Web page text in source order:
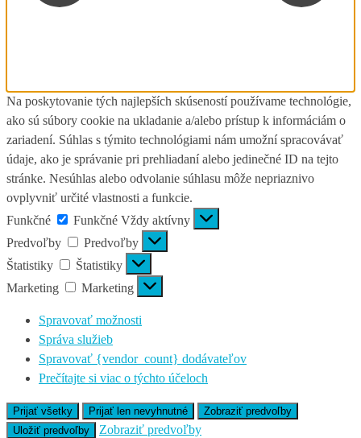
Na poskytovanie tých najlepších skúseností používame technológie,
ako sú súbory cookie na ukladanie a/alebo prístup k informáciám o
zariadení. Súhlas s týmito technológiami nám umožní spracovávať
údaje, ako je správanie pri prehliadaní alebo jedinečné ID na tejto
stránke. Nesúhlas alebo odvolanie súhlasu môže nepriaznivo
ovplyvniť určité vlastnosti a funkcie.
Funkčné
Funkčné Vždy aktívny
Predvoľby
Predvoľby
Štatistiky
Štatistiky
Marketing
Marketing
Spravovať možnosti
Správa služieb
Spravovať {vendor_count} dodávateľov
Prečítajte si viac o týchto účeloch
Prijať všetky Prijať len nevyhnutné
Zobraziť predvoľby
Uložiť predvoľby
Zobraziť predvoľby